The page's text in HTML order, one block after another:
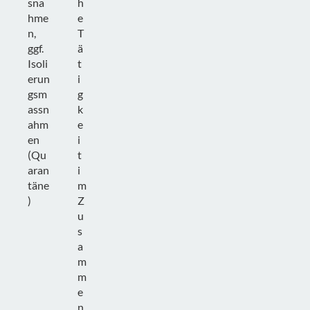
hme
n,
ggf.
Isoli
erun
gsm
assn
ahm
en
(Qu
aran
täne
)
e
T
ä
t
i
g
k
e
i
t
i
m
Z
u
s
a
m
m
e
n